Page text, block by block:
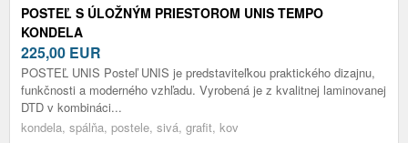
POSTEĽ S ÚLOŽNÝM PRIESTOROM UNIS TEMPO
KONDELA
225,00 EUR
POSTEĽ UNIS Posteľ UNIS je predstaviteľkou praktického dizajnu,
funkčnosti a moderného vzhľadu. Vyrobená je z kvalitnej laminovanej
DTD v kombináci...
kondela, spálňa, postele, sivá, grafit, kov